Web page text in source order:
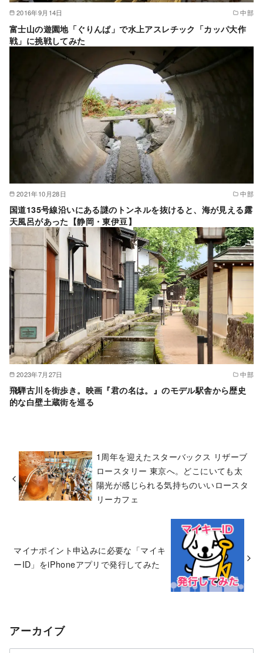
2016年9月14日 中部
富士山の遊園地「ぐりんぱ」で水上アスレチック「カッパ大作
戦」に挑戦してみた
2021年10月28日 中部
国道135号線沿いにある謎のトンネルを抜けると、海が見える露
天風呂があった【静岡・東伊豆】
2023年7月27日 中部
飛騨古川を街歩き。映画『君の名は。』のモデル駅舎から歴史
的な白壁土蔵街を巡る
1周年を迎えたスターバックス リザーブ
ロースタリー 東京へ。どこにいても太
陽光が感じられる気持ちのいいロースタ
リーカフェ
マイナポイント申込みに必要な「マイキ
ーID」をiPhoneアプリで発行してみた
アーカイブ